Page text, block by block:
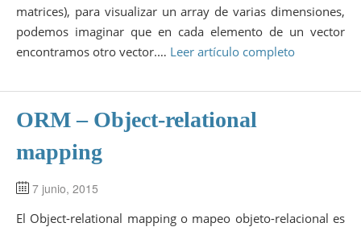
matrices), para visualizar un array de varias dimensiones,
podemos imaginar que en cada elemento de un vector
encontramos otro vector.… Leer artículo completo
ORM – Object-relational
mapping
7 junio, 2015
El Object-relational mapping o mapeo objeto-relacional es